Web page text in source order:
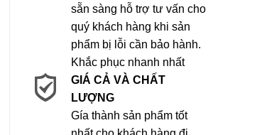
sẵn sàng hỗ trợ tư vấn cho
quý khách hàng khi sản
phẩm bị lỗi cần bảo hành.
Khắc phục nhanh nhất
GIÁ CẢ VÀ CHẤT
LƯỢNG
Gía thành sản phẩm tốt